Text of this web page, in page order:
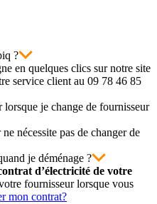
?
en quelques clics sur notre site
service client au 09 78 46 85
je change de fournisseur
nécessite pas de changer de
je déménage ?
d’électricité de votre
fournisseur lorsque vous
mon contrat?